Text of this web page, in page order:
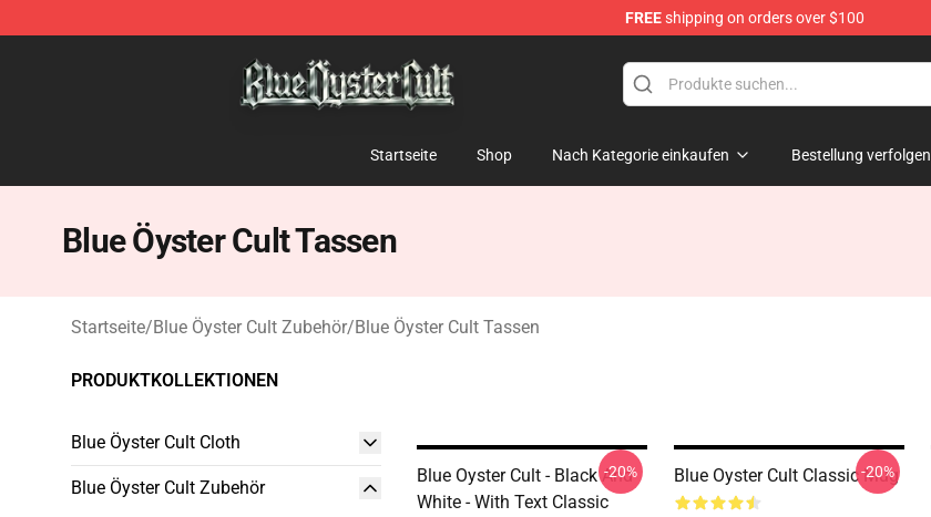
FREEshipping on orders over $100
Startseite Shop Nach Kategorie einkaufen Bestellung verfolgen
Blue Öyster Cult Tassen
Startseite/Blue Öyster Cult Zubehör/Blue Öyster Cult Tassen
PRODUKTKOLLEKTIONEN
Blue Öyster Cult Cloth
Blue Öyster Cult Zubehör
Blue Oyster Cult - Black And
White - With Text Classic
-20% Blue Oyster Cult Classic Mug
-20%